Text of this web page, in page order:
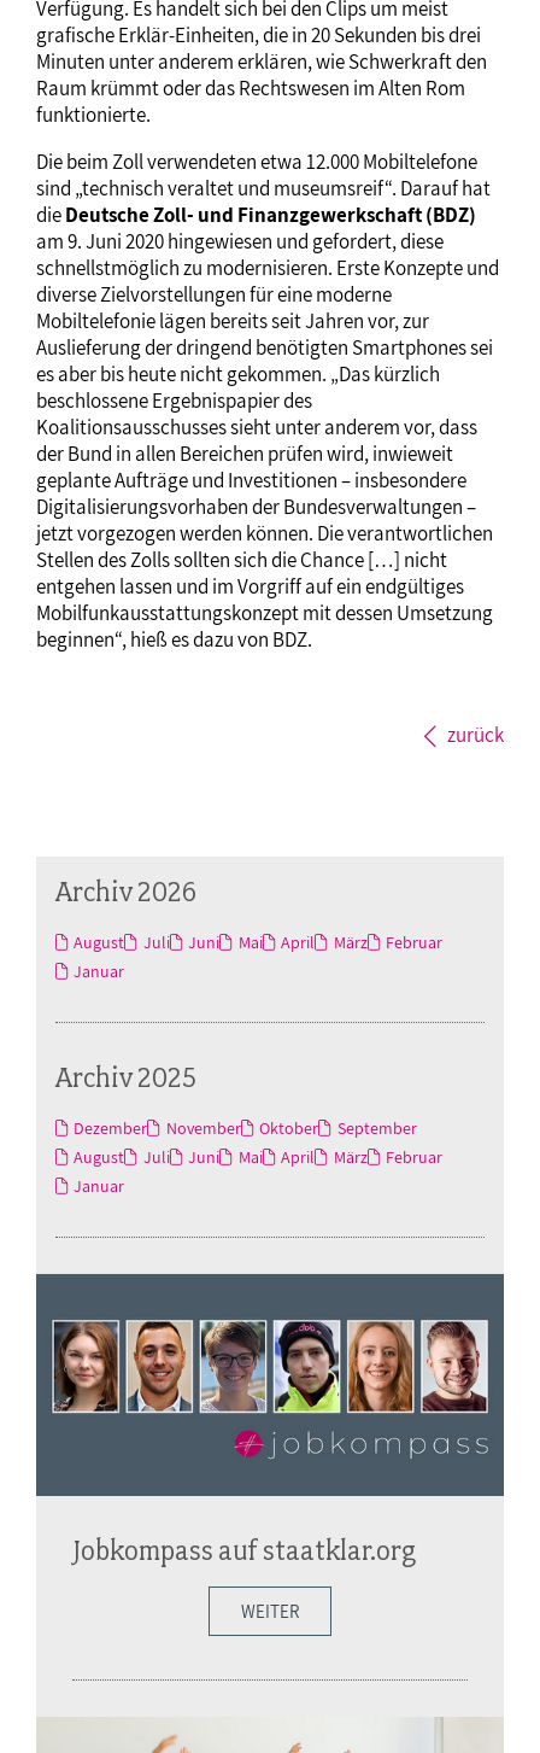
Verfügung. Es handelt sich bei den Clips um meist
grafische Erklär-Einheiten, die in 20 Sekunden bis drei
Minuten unter anderem erklären, wie Schwerkraft den
Raum krümmt oder das Rechtswesen im Alten Rom
funktionierte.
Die beim Zoll verwendeten etwa 12.000 Mobiltelefone
sind „technisch veraltet und museumsreif“. Darauf hat
dieDeutsche Zoll- und Finanzgewerkschaft (BDZ)
am 9. Juni 2020 hingewiesen und gefordert, diese
schnellstmöglich zu modernisieren. Erste Konzepte und
diverse Zielvorstellungen für eine moderne
Mobiltelefonie lägen bereits seit Jahren vor, zur
Auslieferung der dringend benötigten Smartphones sei
es aber bis heute nicht gekommen. „Das kürzlich
beschlossene Ergebnispapier des
Koalitionsausschusses sieht unter anderem vor, dass
der Bund in allen Bereichen prüfen wird, inwieweit
geplante Aufträge und Investitionen – insbesondere
Digitalisierungsvorhaben der Bundesverwaltungen –
jetzt vorgezogen werden können. Die verantwortlichen
Stellen des Zolls sollten sich die Chance […] nicht
entgehen lassen und im Vorgriff auf ein endgültiges
Mobilfunkausstattungskonzept mit dessen Umsetzung
beginnen“, hieß es dazu von BDZ.
zurück
Archiv 2026
August Juli Juni Mai April März
Februar
Januar
Archiv 2025
Dezember November Oktober
September
August
Juli Juni Mai April März
Februar
Januar
Jobkompass auf staatklar.org
WEITER